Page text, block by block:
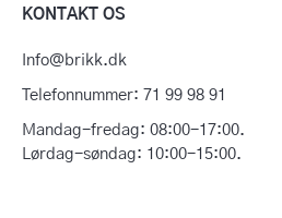
KONTAKT OS
Info@brikk.dk
Telefonnummer: 71 99 98 91
Mandag-fredag: 08:00-17:00.
Lørdag-søndag: 10:00-15:00.